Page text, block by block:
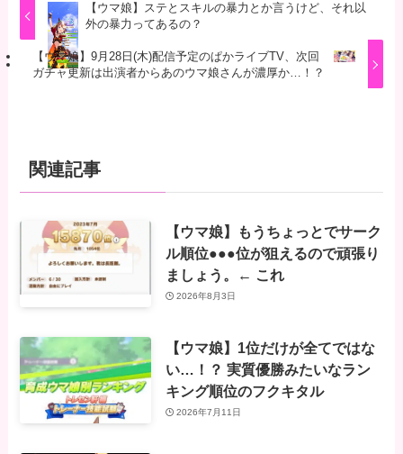
【ウマ娘】ステとスキルの暴力とか言うけど、それ以
外の暴力ってあるの？
【ウマ娘】9月28日(木)配信予定のぱかライブTV、次回
ガチャ更新は出演者からあのウマ娘さんが濃厚か…！？
関連記事
【ウマ娘】もうちょっとでサーク
ル順位●●●位が狙えるので頑張り
ましょう。← これ
2026年8月3日
【ウマ娘】1位だけが全てではな
い…！？ 実質優勝みたいなラン
キング順位のフクキタル
2026年7月11日